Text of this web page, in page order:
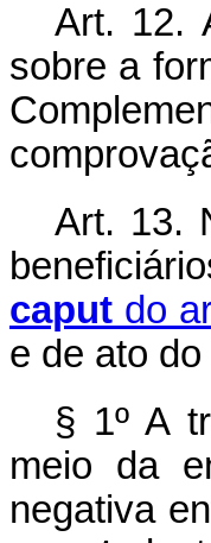
Art. 12.
sobre a
Art. 13.
caput do
e de ato
§ 1º A
meio da
negativa